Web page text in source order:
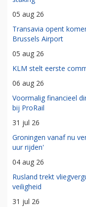
05 aug 26
Transavia opent
Brussels Airport
05 aug 26
KLM stelt eerste
06 aug 26
Voormalig financieel
bij ProRail
31 jul 26
Groningen vanaf nu
uur rijden'
04 aug 26
Rusland trekt
veiligheid
31 jul 26